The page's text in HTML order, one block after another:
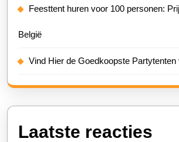
Feesttent huren voor 100 personen:
België
Vind Hier de Goedkoopste
Laatste reacties